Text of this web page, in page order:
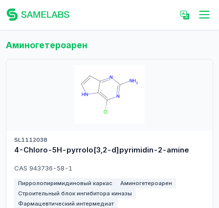
Аминогетероарен
SL1112038
4-Chloro-5H-pyrrolo[3,2-d]pyrimidin-2-amine
CAS 943736-58-1
Пирролопиримидиновый каркас
Аминогетероарен
Строительный блок ингибитора киназы
Фармацевтический интермедиат